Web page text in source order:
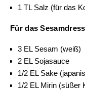
1 TL Salz (für das
Für das
3 EL Sesam (weiß)
2 EL Sojasauce
1/2 EL Sake
1/2 EL Mirin (süßer